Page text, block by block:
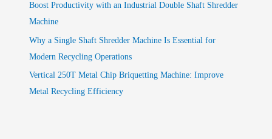
Boost Productivity with an Industrial Double Shaft Shredder
Machine
Why a Single Shaft Shredder Machine Is Essential for
Modern Recycling Operations
Vertical 250T Metal Chip Briquetting Machine: Improve
Metal Recycling Efficiency